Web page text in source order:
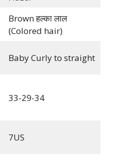
Brown हल्का लाल
(Colored hair)
Baby Curly to straight
33-29-34
7US